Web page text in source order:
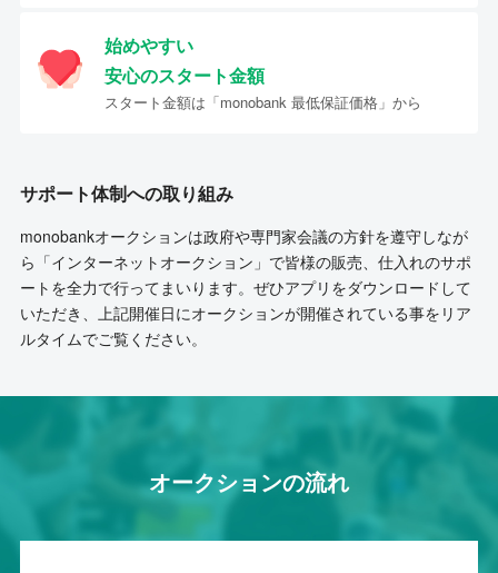
始めやすい
安心のスタート金額
スタート金額は「monobank 最低保証価格」から
サポート体制への取り組み
monobankオークションは政府や専門家会議の方針を遵守しなが
ら「インターネットオークション」で皆様の販売、仕入れのサポ
ートを全力で行ってまいります。ぜひアプリをダウンロードして
いただき、上記開催日にオークションが開催されている事をリア
ルタイムでご覧ください。
オークションの流れ